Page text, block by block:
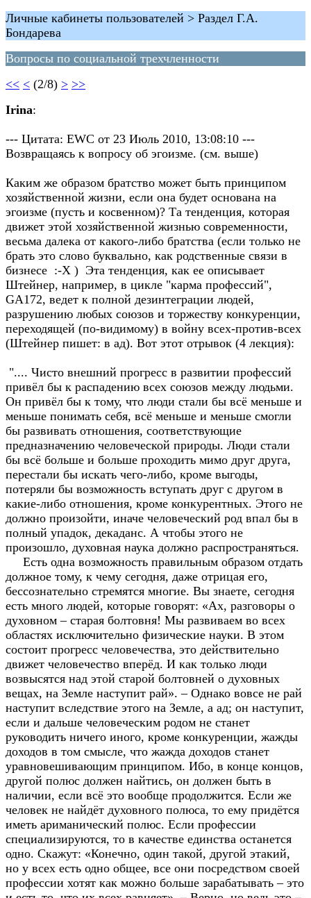
Личные кабинеты пользователей > Раздел Г.А.
Бондарева
Вопросы по социальной трехчленности
<< < (2/8) > >>
Irina:
--- Цитата: EWC от 23 Июль 2010, 13:08:10 ---
Возвращаясь к вопросу об эгоизме. (см. выше)
Каким же образом братство может быть принципом
хозяйственной жизни, если она будет основана на
эгоизме (пусть и косвенном)? Та тенденция, которая
движет этой хозяйственной жизнью современности,
весьма далека от какого-либо братства (если только не
брать это слово буквально, как родственные связи в
бизнесе :-X ) Эта тенденция, как ее описывает
Штейнер, например, в цикле "карма профессий",
GA172, ведет к полной дезинтеграции людей,
разрушению любых союзов и торжеству конкуренции,
переходящей (по-видимому) в войну всех-против-всех
(Штейнер пишет: в ад). Вот этот отрывок (4 лекция):
".... Чисто внешний прогресс в развитии профессий
привёл бы к распадению всех союзов между людьми.
Он привёл бы к тому, что люди стали бы всё меньше и
меньше понимать себя, всё меньше и меньше смогли
бы развивать отношения, соответствующие
предназначению человеческой природы. Люди стали
бы всё больше и больше проходить мимо друг друга,
перестали бы искать чего-либо, кроме выгоды,
потеряли бы возможность вступать друг с другом в
какие-либо отношения, кроме конкурентных. Этого не
должно произойти, иначе человеческий род впал бы в
полный упадок, декаданс. А чтобы этого не
произошло, духовная наука должно распространяться.
Есть одна возможность правильным образом отдать
должное тому, к чему сегодня, даже отрицая его,
бессознательно стремятся многие. Вы знаете, сегодня
есть много людей, которые говорят: «Ах, разговоры о
духовном – старая болтовня! Мы развиваем во всех
областях исключительно физические науки. В этом
состоит прогресс человечества, это действительно
движет человечество вперёд. И как только люди
возвысятся над этой старой болтовней о духовных
вещах, на Земле наступит рай». – Однако вовсе не рай
наступит вследствие этого на Земле, а ад; он наступит,
если и дальше человеческим родом не станет
руководить ничего иного, кроме конкуренции, жажды
доходов в том смысле, что жажда доходов станет
уравновешивающим принципом. Ибо, в конце концов,
другой полюс должен найтись, он должен быть в
наличии, если всё это вообще продолжится. Если же
человек не найдёт духовного полюса, то ему придётся
иметь ариманический полюс. Если профессии
специализируются, то в качестве единства останется
одно. Скажут: «Конечно, один такой, другой этакий,
но у всех есть одно общее, все они посредством своей
профессии хотят как можно больше зарабатывать – это